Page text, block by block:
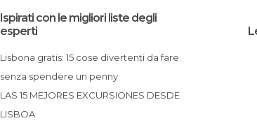
Giardini a Lisbona
Mercati a Lisbona
Mercatini a Lisbona
Monumenti Storici a Lisbona
Mostre a Lisbona
Ispirati con le migliori liste degli
esperti
Lisbona gratis: 15 cose divertenti da fare
senza spendere un penny
LAS 15 MEJORES EXCURSIONES DESDE
LISBOA